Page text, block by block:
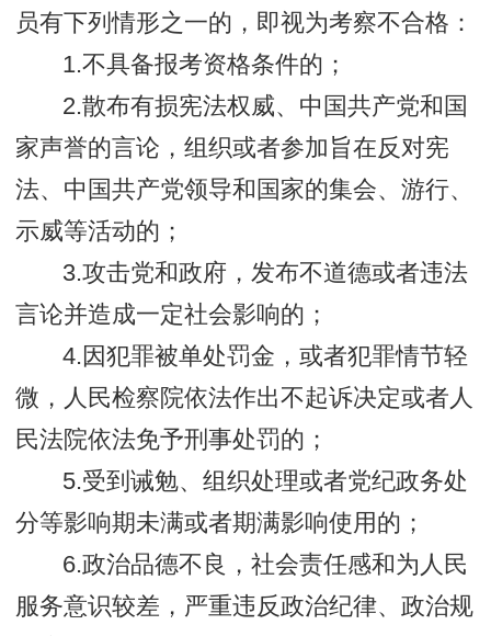
员有下列情形之一的，即视为考察不合格：
1.不具备报考资格条件的；
2.散布有损宪法权威、中国共产党和国
家声誉的言论，组织或者参加旨在反对宪
法、中国共产党领导和国家的集会、游行、
示威等活动的；
3.攻击党和政府，发布不道德或者违法
言论并造成一定社会影响的；
4.因犯罪被单处罚金，或者犯罪情节轻
微，人民检察院依法作出不起诉决定或者人
民法院依法免予刑事处罚的；
5.受到诫勉、组织处理或者党纪政务处
分等影响期未满或者期满影响使用的；
6.政治品德不良，社会责任感和为人民
服务意识较差，严重违反政治纪律、政治规